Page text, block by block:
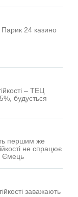
24 казино
– ТЕЦ
будується
першим же
не спрацює
Ємець
заважають